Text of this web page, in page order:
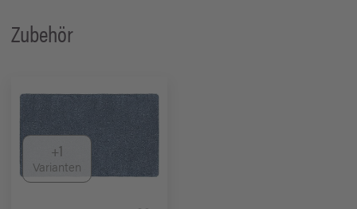
Zubehör
+1
Varianten